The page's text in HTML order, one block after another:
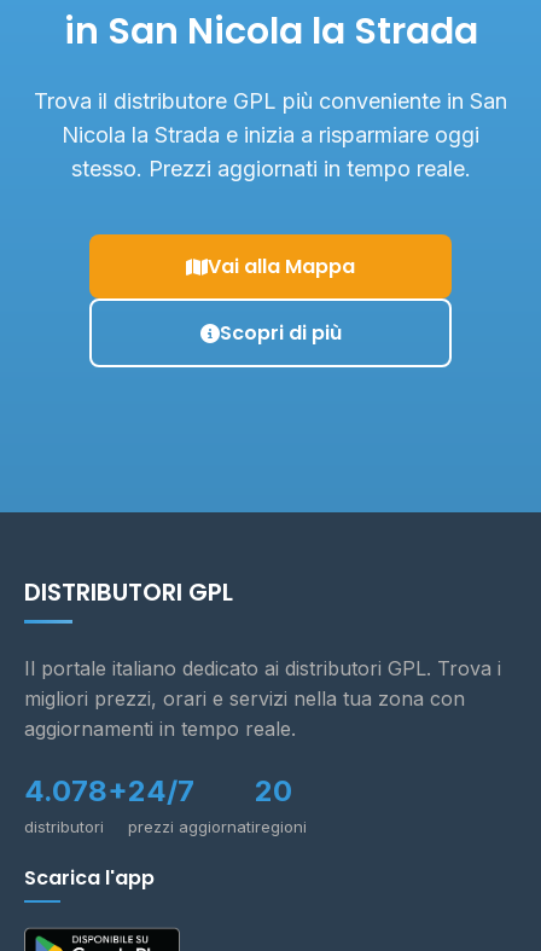
in San Nicola la Strada
Trova il distributore GPL più conveniente in San
Nicola la Strada e inizia a risparmiare oggi
stesso. Prezzi aggiornati in tempo reale.
Vai alla Mappa
Scopri di più
DISTRIBUTORI GPL
Il portale italiano dedicato ai distributori GPL. Trova i
migliori prezzi, orari e servizi nella tua zona con
aggiornamenti in tempo reale.
4.078+
distributori
24/7
prezzi aggiornati
20
regioni
Scarica l'app